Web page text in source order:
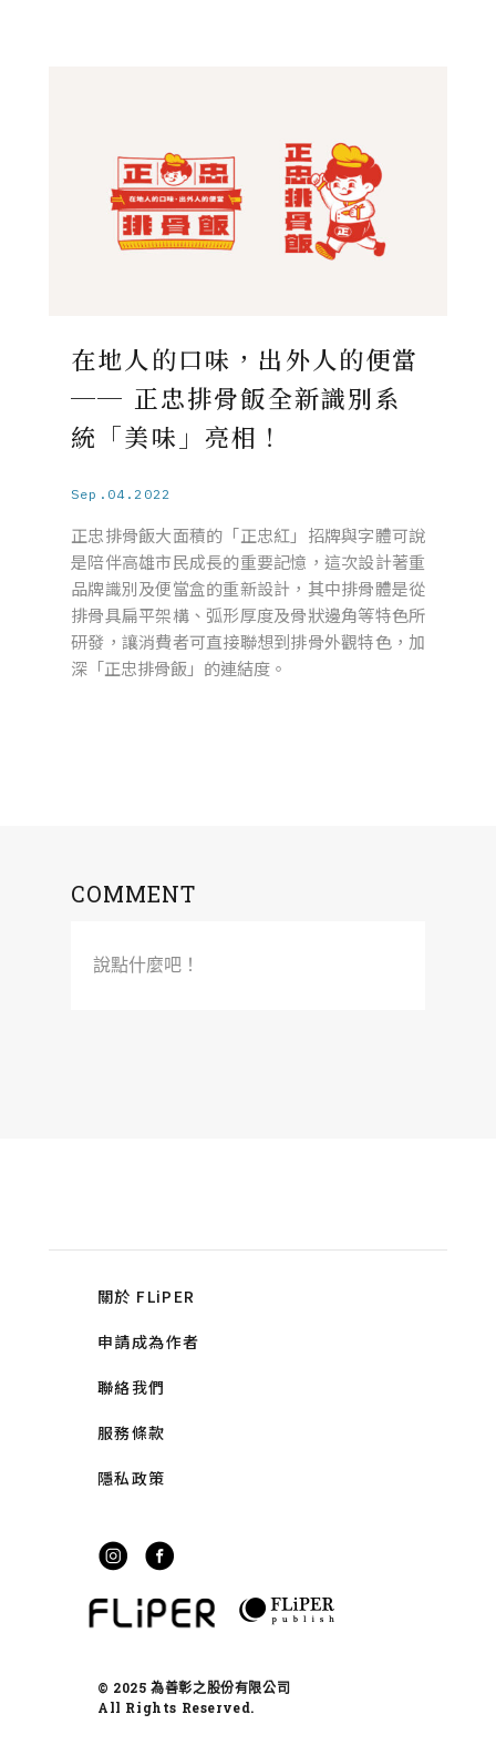
在地人的口味，出外人的便當
── 正忠排骨飯全新識別系
統「美味」亮相！
Sep.04.2022
正忠排骨飯大面積的「正忠紅」招牌與字體可說
是陪伴高雄市民成長的重要記憶，這次設計著重
品牌識別及便當盒的重新設計，其中排骨體是從
排骨具扁平架構、弧形厚度及骨狀邊角等特色所
研發，讓消費者可直接聯想到排骨外觀特色，加
深「正忠排骨飯」的連結度。
COMMENT
說點什麼吧！
關於 FLiPER
申請成為作者
聯絡我們
服務條款
隱私政策
© 2025 為善彰之股份有限公司
All Rights Reserved.